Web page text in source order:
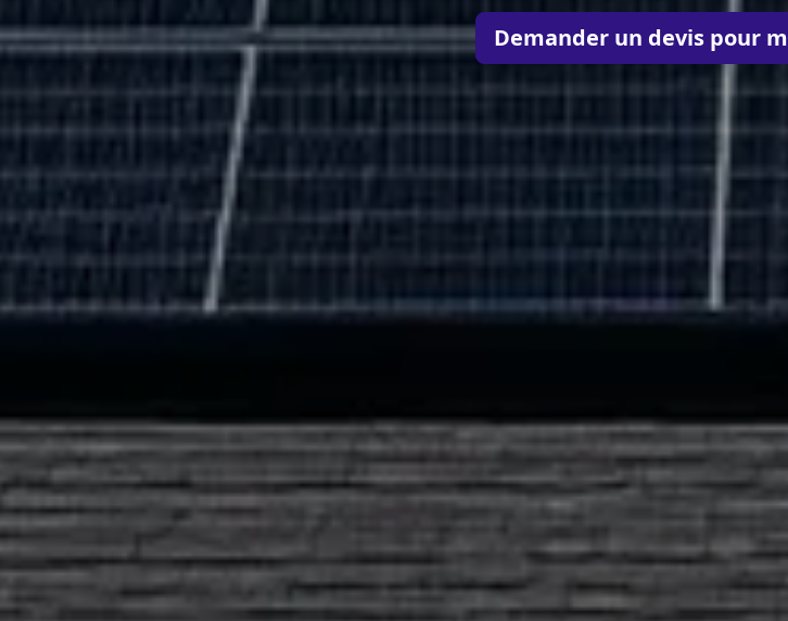
Demander un devis pour